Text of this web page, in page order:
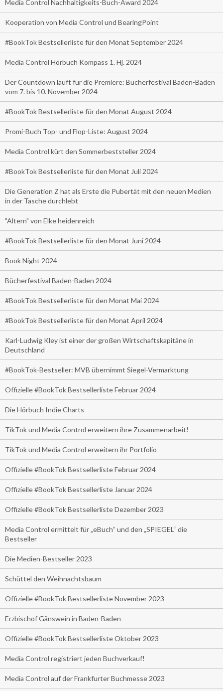
Media Control Nachhaltigkeits-Buch-Award 2024
Kooperation von Media Control und BearingPoint
#BookTok Bestsellerliste für den Monat September 2024
Media Control Hörbuch Kompass 1. Hj. 2024
Der Countdown läuft für die Premiere: Bücherfestival Baden-Baden
vom 7. bis 10. November 2024
#BookTok Bestsellerliste für den Monat August 2024
Promi-Buch Top- und Flop-Liste: August 2024
Media Control kürt den Sommerbeststeller 2024
#BookTok Bestsellerliste für den Monat Juli 2024
Die Generation Z hat als Erste die Pubertät mit den neuen Medien
in der Tasche durchlebt
"Altern" von Elke heidenreich
#BookTok Bestsellerliste für den Monat Juni 2024
Book Night 2024
Bücherfestival Baden-Baden 2024
#BookTok Bestsellerliste für den Monat Mai 2024
#BookTok Bestsellerliste für den Monat April 2024
Karl-Ludwig Kley ist einer der großen Wirtschaftskapitäne in
Deutschland
#BookTok-Bestseller: MVB übernimmt Siegel-Vermarktung
Offizielle #BookTok Bestsellerliste Februar 2024
Die Hörbuch Indie Charts
TikTok und Media Control erweitern ihre Zusammenarbeit!
TikTok und Media Control erweitern ihr Portfolio
Offizielle #BookTok Bestsellerliste Februar 2024
Offizielle #BookTok Bestsellerliste Januar 2024
Offizielle #BookTok Bestsellerliste Dezember 2023
Media Control ermittelt für „eBuch“ und den „SPIEGEL“ die
Bestseller
Die Medien-Bestseller 2023
Schüttel den Weihnachtsbaum
Offizielle #BookTok Bestsellerliste November 2023
Erzbischof Gänswein in Baden-Baden
Offizielle #BookTok Bestsellerliste Oktober 2023
Media Control registriert jeden Buchverkauf!
Media Control auf der Frankfurter Buchmesse 2023